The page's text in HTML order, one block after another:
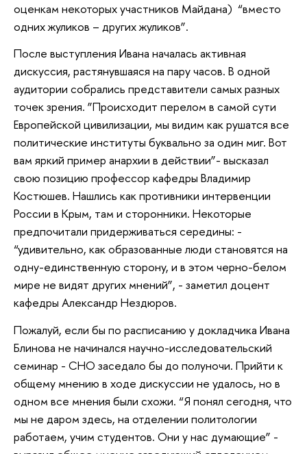
оценкам некоторых участников Майдана) “вместо
одних жуликов – других жуликов”.
После выступления Ивана началась активная
дискуссия, растянувшаяся на пару часов. В одной
аудитории собрались представители самых разных
точек зрения. ”Происходит перелом в самой сути
Европейской цивилизации, мы видим как рушатся все
политические институты буквально за один миг. Вот
вам яркий пример анархии в действии”- высказал
свою позицию профессор кафедры Владимир
Костюшев. Нашлись как противники интервенции
России в Крым, там и сторонники. Некоторые
предпочитали придерживаться середины: -
“удивительно, как образованные люди становятся на
одну-единственную сторону, и в этом черно-белом
мире не видят других мнений”, - заметил доцент
кафедры Александр Нездюров.
Пожалуй, если бы по расписанию у докладчика Ивана
Блинова не начинался научно-исследовательский
семинар - СНО заседало бы до полуночи. Прийти к
общему мнению в ходе дискуссии не удалось, но в
одном все мнения были схожи. “Я понял сегодня, что
мы не даром здесь, на отделении политологии
работаем, учим студентов. Они у нас думающие” -